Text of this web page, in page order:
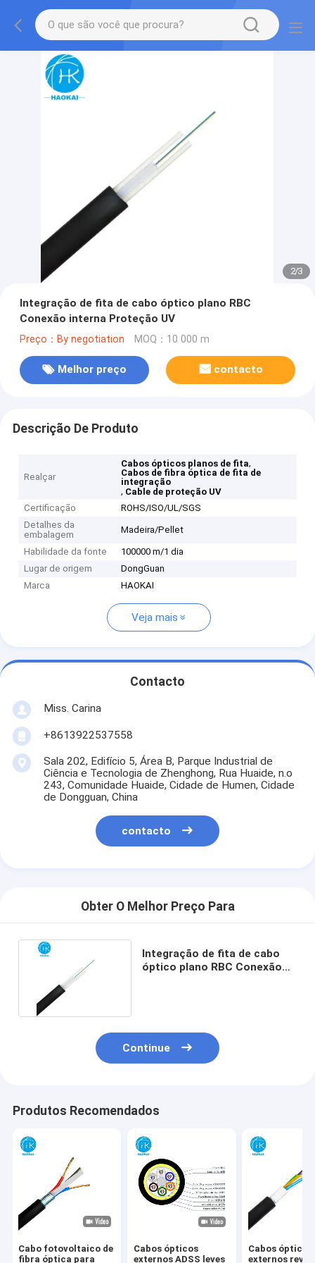
2/3
Integração de fita de cabo óptico plano RBC
Conexão interna Proteção UV
Preço：By negotiation MOQ：10 000 m
Melhor preço contacto
Descrição De Produto
Realçar
Cabos ópticos planos de fita,
Cabos de fibra óptica de fita de
integração
, Cable de proteção UV
Certificação
ROHS/ISO/UL/SGS
Detalhes da
embalagem
Madeira/Pellet
Habilidade da fonte
100000 m/1 dia
Lugar de origem
DongGuan
Marca
HAOKAI
Veja mais
Contacto
Miss. Carina
+8613922537558
Sala 202, Edifício 5, Área B, Parque Industrial de
Ciência e Tecnologia de Zhenghong, Rua Huaide, n.o
243, Comunidade Huaide, Cidade de Humen, Cidade
de Dongguan, China
contacto
Obter O Melhor Preço Para
Integração de fita de cabo
óptico plano RBC Conexão
Continue
Produtos Recomendados
Cabo fotovoltaico de
fibra óptica para
Cabos ópticos
externos ADSS leves
Cabos ópticos
externos